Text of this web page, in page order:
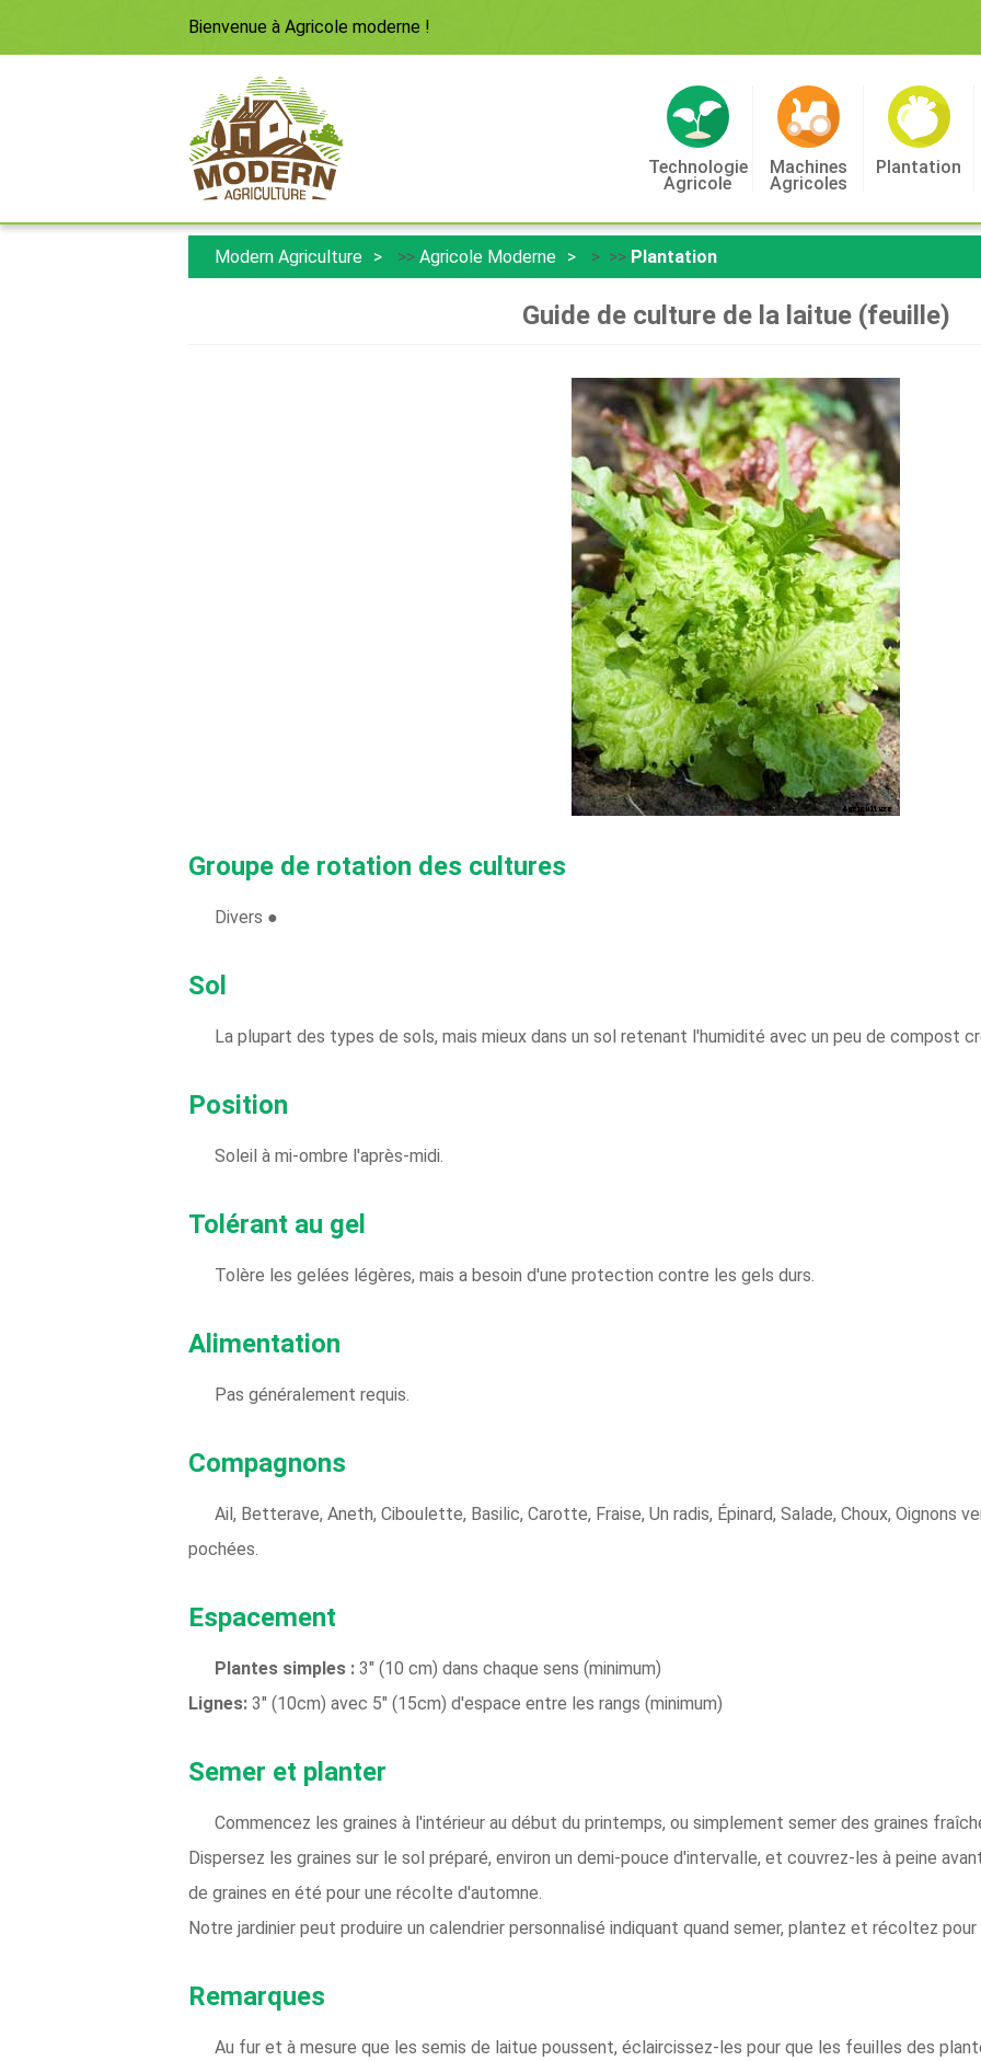
Bienvenue à Agricole moderne !
Technologie
Agricole
Machines
Agricoles
Plantation
Modern Agriculture >> Agricole Moderne > >> Plantation
Guide de culture de la laitue (feuille)
Groupe de rotation des cultures
Divers ●
Sol
La plupart des types de sols, mais mieux dans un sol retenant l'humidité avec un peu de compost
Position
Soleil à mi-ombre l'après-midi.
Tolérant au gel
Tolère les gelées légères, mais a besoin d'une protection contre les gels durs.
Alimentation
Pas généralement requis.
Compagnons
Ail, Betterave, Aneth, Ciboulette, Basilic, Carotte, Fraise, Un radis, Épinard, Salade, Choux, Oignons
pochées.
Espacement
Plantes simples : 3" (10 cm) dans chaque sens (minimum)
Lignes: 3" (10cm) avec 5" (15cm) d'espace entre les rangs (minimum)
Semer et planter
Commencez les graines à l'intérieur au début du printemps, ou simplement semer des graines
Dispersez les graines sur le sol préparé, environ un demi-pouce d'intervalle, et couvrez-les à peine
de graines en été pour une récolte d'automne.
Notre jardinier peut produire un calendrier personnalisé indiquant quand semer, plantez et récoltez
Remarques
Au fur et à mesure que les semis de laitue poussent, éclaircissez-les pour que les feuilles des